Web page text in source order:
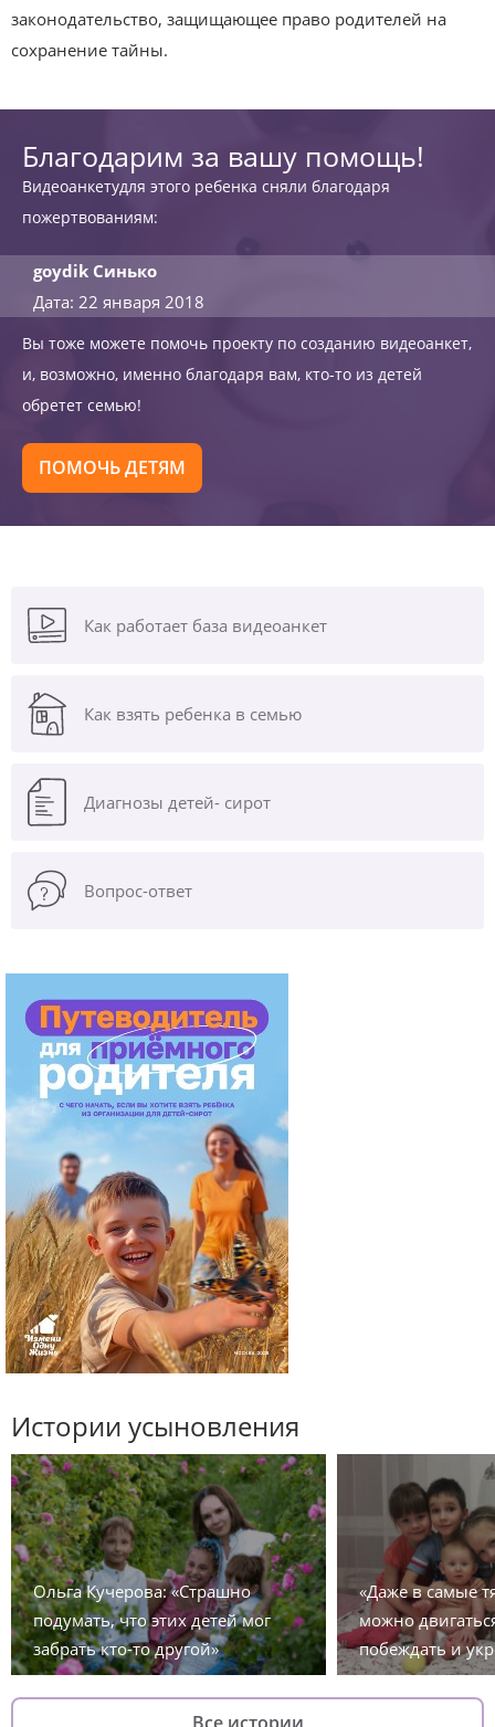
законодательство, защищающее право родителей на
сохранение тайны.
Благодарим за вашу помощь!
Видеоанкетудля этого ребенка сняли благодаря
пожертвованиям:
goydik Синько
Дата: 22 января 2018
Вы тоже можете помочь проекту по созданию видеоанкет,
и, возможно, именно благодаря вам, кто-то из детей
обретет семью!
ПОМОЧЬ ДЕТЯМ
Как работает база видеоанкет
Как взять ребенка в семью
Диагнозы детей- сирот
Вопрос-ответ
Истории усыновления
Ольга Кучерова: «Страшно
подумать, что этих детей мог
забрать кто-то другой»
«Даже в самые
можно
побеждать и